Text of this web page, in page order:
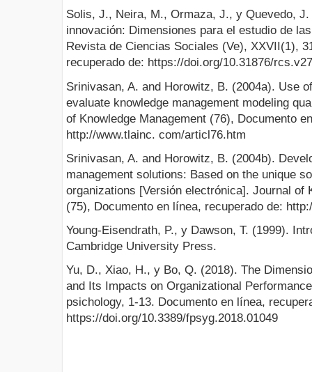
Solis, J., Neira, M., Ormaza, J., y Quevedo,
innovación: Dimensiones para el estudio de
Revista de Ciencias Sociales (Ve), XXVII(1),
recuperado de: https://doi.org/10.31876/
Srinivasan, A. and Horowitz, B. (2004a). Use
evaluate knowledge management modeling
of Knowledge Management (76), Documento
http://www.tlainc. com/articl76.htm
Srinivasan, A. and Horowitz, B. (2004b).
management solutions: Based on the unique
organizations [Versión electrónica]. Journal of
(75), Documento en línea, recuperado de:
Young-Eisendrath, P., y Dawson, T. (1999).
Cambridge University Press.
Yu, D., Xiao, H., y Bo, Q. (2018). The
and Its Impacts on Organizational
psichology, 1-13. Documento en línea,
https://doi.org/10.3389/fpsyg.2018.01049